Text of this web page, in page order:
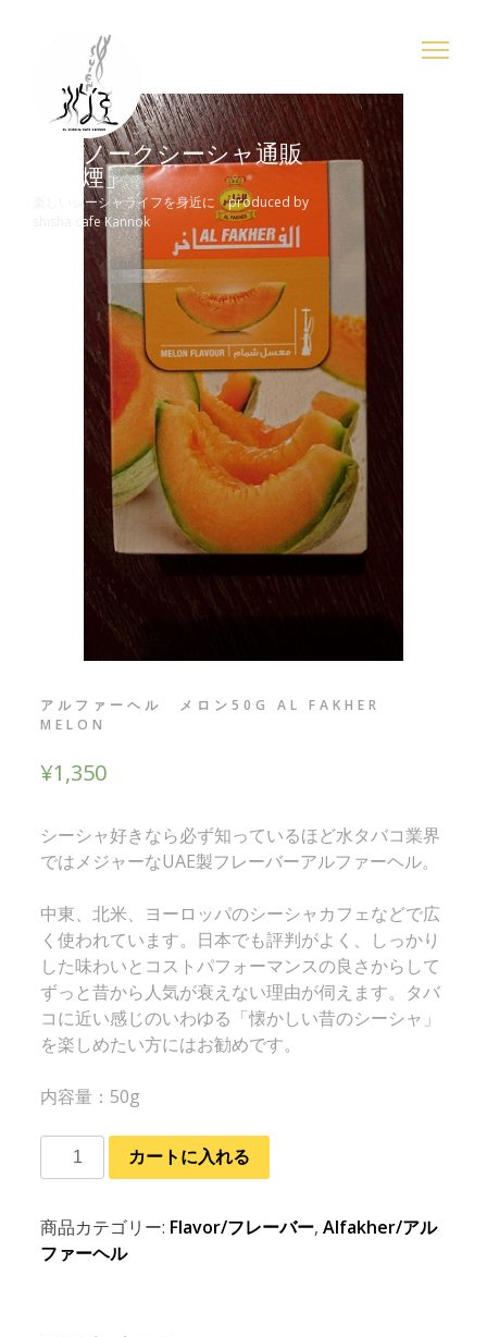
カンノークシーシャ通販
「水煙」
楽しいシーシャライフを身近に produced by
shisha cafe Kannok
アルファーヘル メロン50G AL FAKHER
MELON
¥1,350
シーシャ好きなら必ず知っているほど水タバコ業界
ではメジャーなUAE製フレーバーアルファーヘル。
中東、北米、ヨーロッパのシーシャカフェなどで広
く使われています。日本でも評判がよく、しっかり
した味わいとコストパフォーマンスの良さからして
ずっと昔から人気が衰えない理由が伺えます。タバ
コに近い感じのいわゆる「懐かしい昔のシーシャ」
を楽しめたい方にはお勧めです。
内容量：50g
カートに入れる
商品カテゴリー: Flavor/フレーバー,Alfakher/アル
ファーヘル